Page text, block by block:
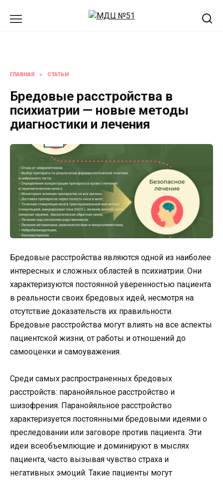
ГЛАВНАЯ » СТАТЬИ
Бредовые расстройства в
психиатрии — новые методы
диагностики и лечения
Бредовые расстройства являются одной из наиболее
интересных и сложных областей в психиатрии. Они
характеризуются постоянной уверенностью пациента
в реальности своих бредовых идей, несмотря на
отсутствие доказательств их правильности.
Бредовые расстройства могут влиять на все аспекты
пациентской жизни, от работы и отношений до
самооценки и самоуважения.
Среди самых распространенных бредовых
расстройств: паранойяльное расстройство и
шизофрения. Паранойяльное расстройство
характеризуется постоянными бредовыми идеями о
преследовании или заговоре против пациента. Эти
идеи всеобъемлющие и доминируют в мыслях
пациента, часто вызывая чувство страха и
негативных эмоций. Такие пациенты могут